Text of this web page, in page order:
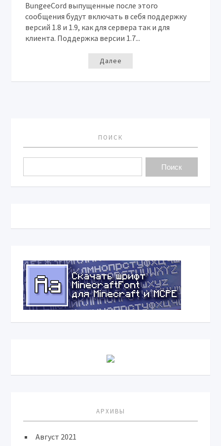
BungeeCord выпущенные после этого
сообщения будут включать в себя поддержку
версий 1.8 и 1.9, как для сервера так и для
клиента. Поддержка версии 1.7...
Далее
ПОИСК
АРХИВЫ
Август 2021